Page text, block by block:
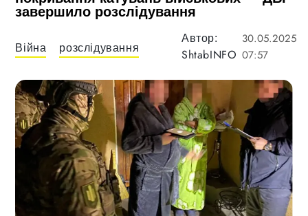
завершило розслідування
Війна розслідування
Автор:
ShtabINFO
30.05.2025
07:57